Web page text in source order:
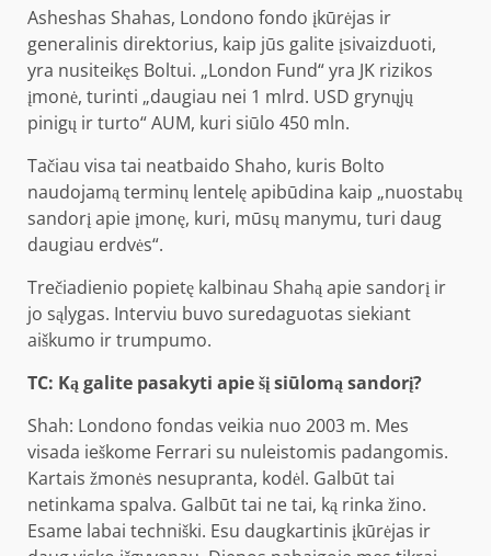
Asheshas Shahas, Londono fondo įkūrėjas ir
generalinis direktorius, kaip jūs galite įsivaizduoti,
yra nusiteikęs Boltui. „London Fund“ yra JK rizikos
įmonė, turinti „daugiau nei 1 mlrd. USD grynųjų
pinigų ir turto“ AUM, kuri siūlo 450 mln.
Tačiau visa tai neatbaido Shaho, kuris Bolto
naudojamą terminų lentelę apibūdina kaip „nuostabų
sandorį apie įmonę, kuri, mūsų manymu, turi daug
daugiau erdvės“.
Trečiadienio popietę kalbinau Shahą apie sandorį ir
jo sąlygas. Interviu buvo suredaguotas siekiant
aiškumo ir trumpumo.
TC: Ką galite pasakyti apie šį siūlomą sandorį?
Shah: Londono fondas veikia nuo 2003 m. Mes
visada ieškome Ferrari su nuleistomis padangomis.
Kartais žmonės nesupranta, kodėl. Galbūt tai
netinkama spalva. Galbūt tai ne tai, ką rinka žino.
Esame labai techniški. Esu daugkartinis įkūrėjas ir